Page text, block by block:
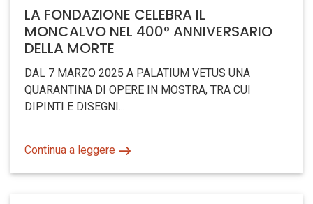
LA FONDAZIONE CELEBRA IL
MONCALVO NEL 400° ANNIVERSARIO
DELLA MORTE
DAL 7 MARZO 2025 A PALATIUM VETUS UNA
QUARANTINA DI OPERE IN MOSTRA, TRA CUI
DIPINTI E DISEGNI...
Continua a leggere